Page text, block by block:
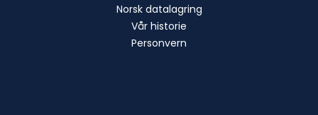
Norsk datalagring
Vår historie
Personvern